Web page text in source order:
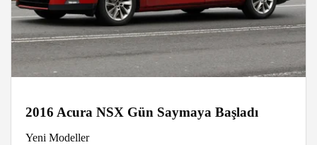
2016 Acura NSX Gün Saymaya Başladı
Yeni Modeller